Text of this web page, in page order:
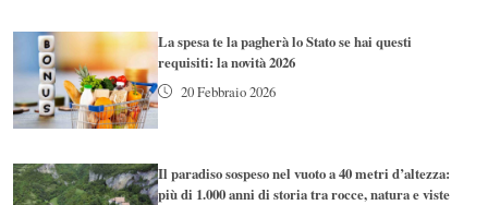
La spesa te la pagherà lo Stato se hai questi
requisiti: la novità 2026
20 Febbraio 2026
Il paradiso sospeso nel vuoto a 40 metri d’altezza:
più di 1.000 anni di storia tra rocce, natura e viste